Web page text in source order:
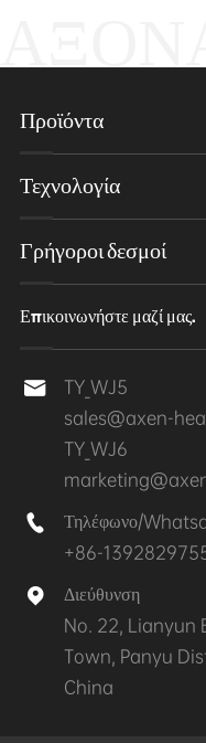
Προϊόντα
Τεχνολογία
Γρήγοροι δεσμοί
Επικοινωνήστε μαζί μας.

TY_WJ5
sales@axen-
TY_WJ6

Τηλέφωνο/
+86-

Διεύθυνση
No. 22, Lianyun
Town, Panyu
China